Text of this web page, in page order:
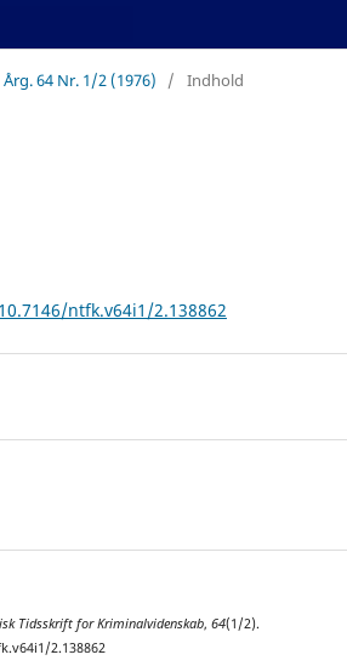
Årg. 64 Nr. 1/2 (1976) / Indhold
ntfk.v64i1/2.138862
Tidsskrift for Kriminalvidenskab, 64(1/2).
2.138862